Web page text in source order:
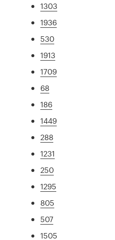
1303
1936
530
1913
1709
68
186
1449
288
1231
250
1295
805
507
1505